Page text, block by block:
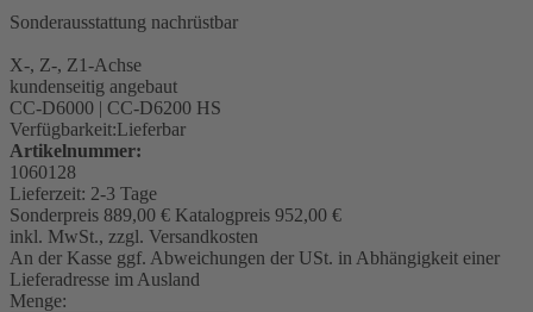
Sonderausstattung nachrüstbar
X-, Z-, Z1-Achse
kundenseitig angebaut
CC-D6000 | CC-D6200 HS
Verfügbarkeit:Lieferbar
Artikelnummer:
1060128
Lieferzeit: 2-3 Tage
Sonderpreis 889,00 € Katalogpreis 952,00 €
inkl. MwSt., zzgl. Versandkosten
An der Kasse ggf. Abweichungen der USt. in Abhängigkeit einer
Lieferadresse im Ausland
Menge: